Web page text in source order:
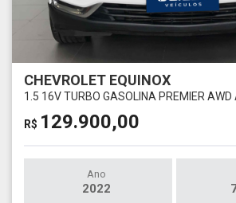
CHEVROLET EQUINOX
1.5 16V TURBO GASOLINA PREMIER
R$ 129.900,00
Ano
2022